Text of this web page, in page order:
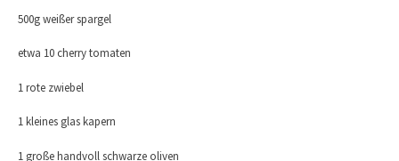
500g weißer spargel
etwa 10 cherry tomaten
1 rote zwiebel
1 kleines glas kapern
1 große handvoll schwarze oliven